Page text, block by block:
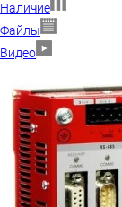
Наличие
Файлы
Видео